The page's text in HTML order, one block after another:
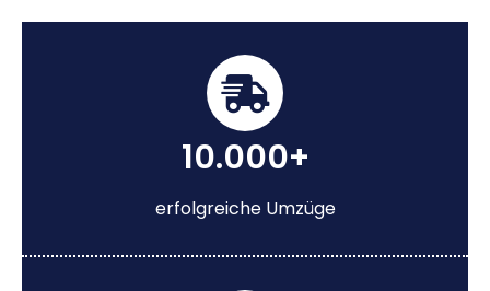
10.000+
erfolgreiche Umzüge